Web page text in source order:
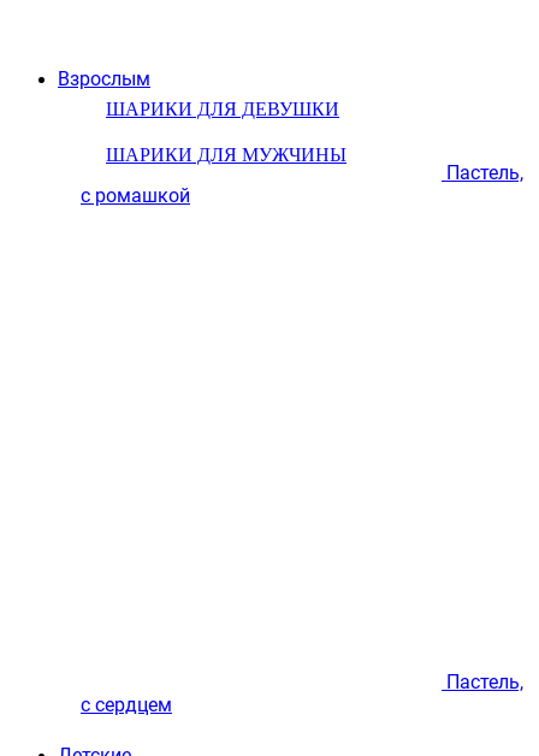
Взрослым
ШАРИКИ ДЛЯ ДЕВУШКИ
ШАРИКИ ДЛЯ МУЖЧИНЫ
Пастель,
с ромашкой
Пастель,
с сердцем